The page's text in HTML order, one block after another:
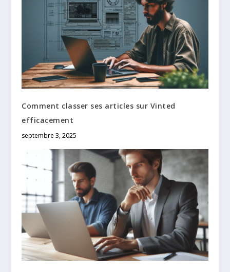
Comment classer ses articles sur Vinted
efficacement
septembre 3, 2025